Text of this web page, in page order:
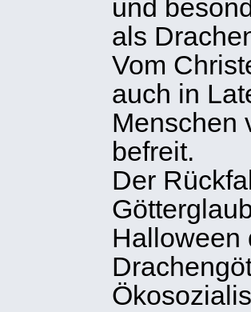
und
als
Vom
auch in
Menschen
befreit.
Der
Halloween